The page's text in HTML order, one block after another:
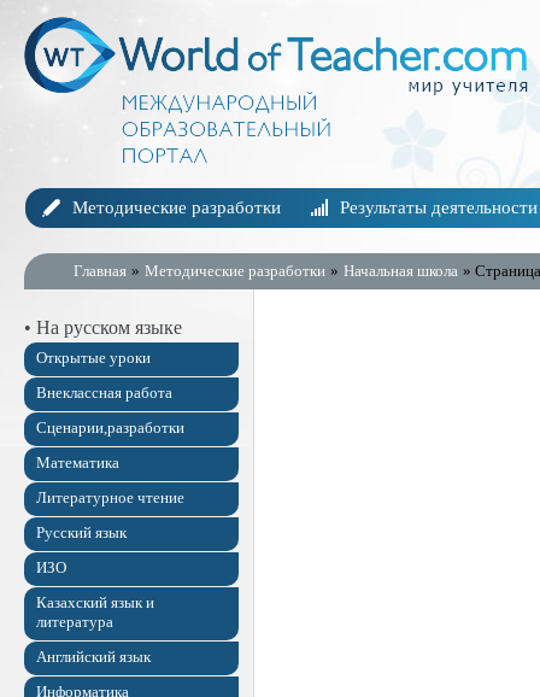
Методические разработки Результаты деятельности
Главная » Методические разработки » Начальная школа »
• На русском языке
Открытые уроки
Внеклассная работа
Сценарии,разработки
Математика
Литературное чтение
Русский язык
ИЗО
Казахский язык и
литература
Английский язык
Информатика